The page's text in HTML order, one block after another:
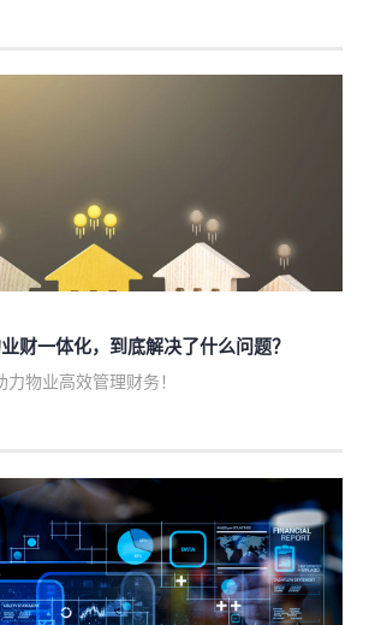
财一体化，到底解决了什么问题？
物业高效管理财务！